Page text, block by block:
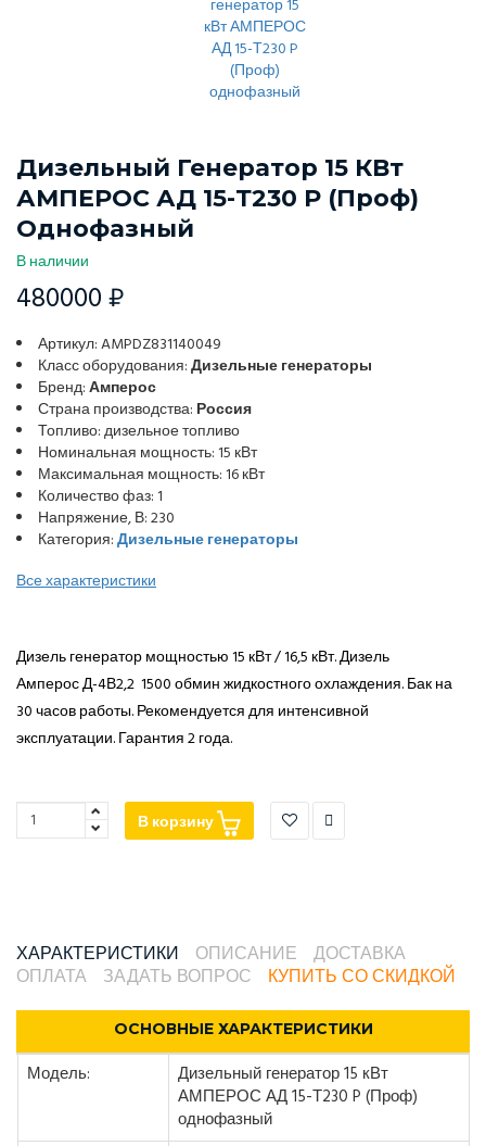
Дизельный Генератор 15 КВт
АМПЕРОС АД 15-Т230 P (Проф)
Однофазный
В наличии
480000 ₽
Артикул: AMPDZ831140049
Класс оборудования:Дизельные генераторы
Бренд:Амперос
Страна производства: Россия
Топливо: дизельное топливо
Номинальная мощность: 15 кВт
Максимальная мощность: 16 кВт
Количество фаз: 1
Напряжение, В: 230
Категория:Дизельные генераторы
Все характеристики
Дизель генератор мощностью 15 кВт / 16,5 кВт. Дизель
Амперос Д-4В2,2 1500 обмин жидкостного охлаждения. Бак на
30 часов работы. Рекомендуется для интенсивной
эксплуатации. Гарантия 2 года.
В корзину
ХАРАКТЕРИСТИКИ ОПИСАНИЕ
ДОСТАВКА
ОПЛАТА
ЗАДАТЬ ВОПРОС КУПИТЬ СО СКИДКОЙ
ОСНОВНЫЕ ХАРАКТЕРИСТИКИ
Модель:
Дизельный генератор 15 кВт
АМПЕРОС АД 15-Т230 P (Проф)
однофазный